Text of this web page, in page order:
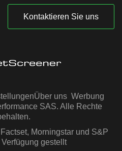
Kontaktieren Sie uns
Über uns Werbung
SAS. Alle Rechte
Morningstar und S&P
gestellt